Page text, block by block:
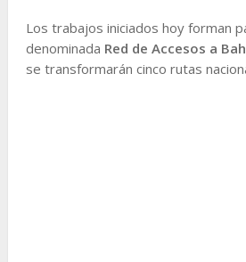
Los trabajos iniciados hoy forman
denominada Red de Accesos a
se transformarán cinco rutas